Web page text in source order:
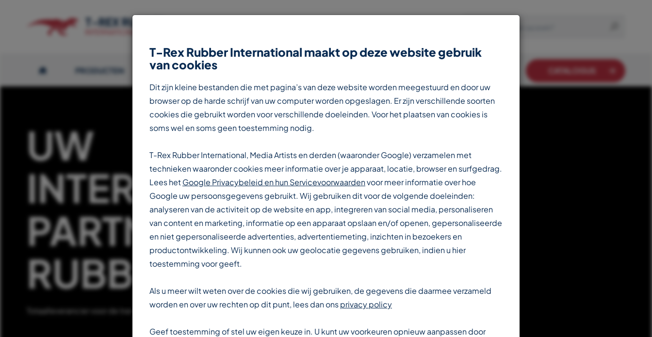
PRODUCTEN OVER T-REX CATALOGUS
UW
INTERNATIONALE
PARTNER IN DE
RUBBERINDUSTRIE
Totaalleverancier voor de transportbandenindustrie
T-Rex Rubber International maakt op deze website gebruik
van cookies
Dit zijn kleine bestanden die met pagina’s van deze website worden meegestuurd en door uw
browser op de harde schrijf van uw computer worden opgeslagen. Er zijn verschillende soorten
cookies die gebruikt worden voor verschillende doeleinden. Voor het plaatsen van cookies is
soms wel en soms geen toestemming nodig.
T-Rex Rubber International, Media Artists en derden (waaronder Google) verzamelen met
technieken waaronder cookies meer informatie over je apparaat, locatie, browser en surfgedrag.
Lees hetGoogle Privacybeleid en hun Servicevoorwaardenvoor meer informatie over hoe
Google uw persoonsgegevens gebruikt. Wij gebruiken dit voor de volgende doeleinden:
analyseren van de activiteit op de website en app, integreren van social media, personaliseren
van content en marketing, informatie op een apparaat opslaan en/of openen, gepersonaliseerde
en niet gepersonaliseerde advertenties, advertentiemeting, inzichten in bezoekers en
productontwikkeling. Wij kunnen ook uw geolocatie gegevens gebruiken, indien u hier
toestemming voor geeft.
Als u meer wilt weten over de cookies die wij gebruiken, de gegevens die daarmee verzameld
worden en over uw rechten op dit punt, lees dan onsprivacy policy
Geef toestemming of stel uw eigen keuze in. U kunt uw voorkeuren opnieuw aanpassen door